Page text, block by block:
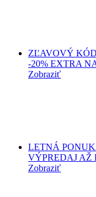
ZĽAVOVÝ
-20% EXTRA
Zobraziť
LETNÁ
VÝPREDAJ AŽ
Zobraziť